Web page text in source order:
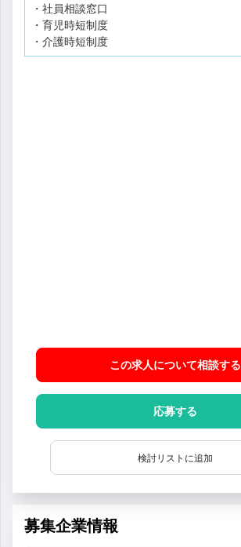
・社員相談窓口
・育児時短制度
・介護時短制度
この求人について相談する
応募する
検討リストに追加
募集企業情報